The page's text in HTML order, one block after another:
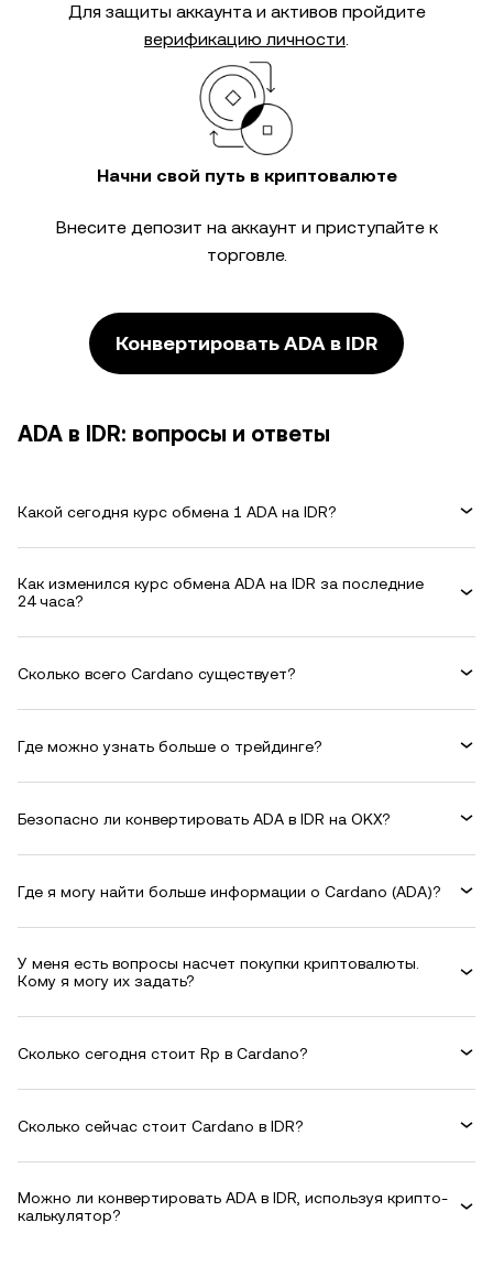
Для защиты аккаунта и активов пройдите
верификацию личности.
Начни свой путь в криптовалюте
Внесите депозит на аккаунт и приступайте к
торговле.
Конвертировать ADA в IDR
ADA в IDR: вопросы и ответы
Какой сегодня курс обмена 1 ADA на IDR?
Как изменился курс обмена ADA на IDR за последние
24 часа?
Сколько всего Cardano существует?
Где можно узнать больше о трейдинге?
Безопасно ли конвертировать ADA в IDR на OKX?
Где я могу найти больше информации о Cardano (ADA)?
У меня есть вопросы насчет покупки криптовалюты.
Кому я могу их задать?
Сколько сегодня стоит Rp в Cardano?
Сколько сейчас стоит Cardano в IDR?
Можно ли конвертировать ADA в IDR, используя крипто-
калькулятор?